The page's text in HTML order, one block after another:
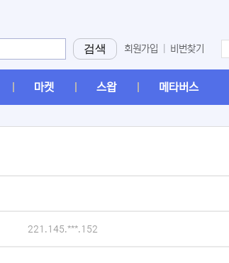
검색 회원가입 비번찾기
마켓 스왑 메타버스
221.145.***.152